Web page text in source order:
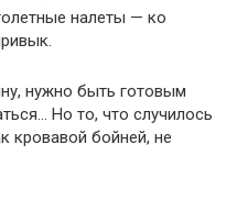
налеты — ко
нужно быть готовым
Но то, что случилось
кровавой бойней, не